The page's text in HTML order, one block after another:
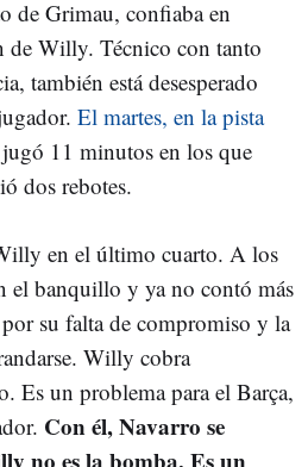
de Grimau, confiaba en
de Willy. Técnico con tanto
también está desesperado
El martes, en la pista
11 minutos en los que
dos rebotes.
en el último cuarto. A los
el banquillo y ya no contó más
su falta de compromiso y la
Willy cobra
Es un problema para el Barça,
Con él, Navarro se
no es la bomba. Es un